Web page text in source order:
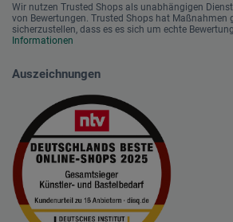
Wir nutzen Trusted Shops als unabhängigen
von Bewertungen. Trusted Shops hat Maßnahmen
sicherzustellen, dass es es sich um echte
Informationen
Auszeichnungen